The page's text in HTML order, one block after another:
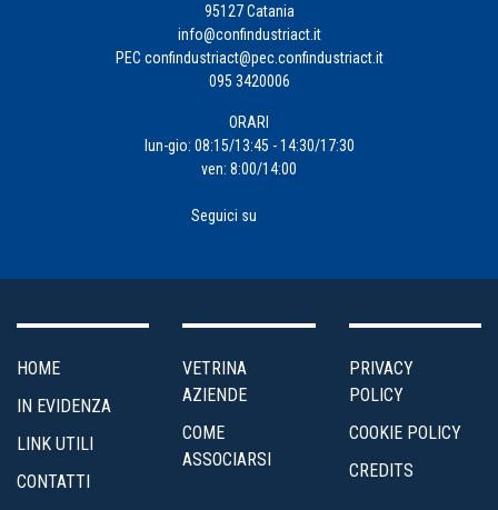
95127 Catania
info@confindustriact.it
PEC confindustriact@pec.confindustriact.it
095 3420006
ORARI
lun-gio: 08:15/13:45 - 14:30/17:30
ven: 8:00/14:00
Seguici su
HOME
IN EVIDENZA
LINK UTILI
CONTATTI
VETRINA
AZIENDE
COME
ASSOCIARSI
PRIVACY
POLICY
COOKIE POLICY
CREDITS